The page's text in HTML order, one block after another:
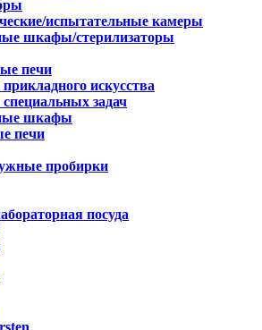
испытательные камеры
шкафы/стерилизаторы
печи
искусства
задач
шкафы
печи
пробирки
посуда